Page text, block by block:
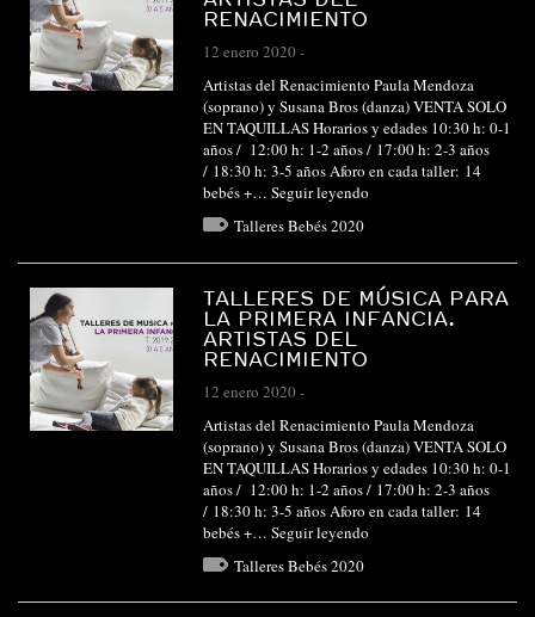
RENACIMIENTO
12 enero 2020 -
Artistas del Renacimiento Paula Mendoza
(soprano) y Susana Bros (danza) VENTA SOLO
EN TAQUILLAS Horarios y edades 10:30 h: 0-1
años / 12:00 h: 1-2 años / 17:00 h: 2-3 años
/ 18:30 h: 3-5 años Aforo en cada taller: 14
bebés +… Seguir leyendo
Talleres Bebés 2020
TALLERES DE MÚSICA PARA
LA PRIMERA INFANCIA.
ARTISTAS DEL
RENACIMIENTO
12 enero 2020 -
Artistas del Renacimiento Paula Mendoza
(soprano) y Susana Bros (danza) VENTA SOLO
EN TAQUILLAS Horarios y edades 10:30 h: 0-1
años / 12:00 h: 1-2 años / 17:00 h: 2-3 años
/ 18:30 h: 3-5 años Aforo en cada taller: 14
bebés +… Seguir leyendo
Talleres Bebés 2020